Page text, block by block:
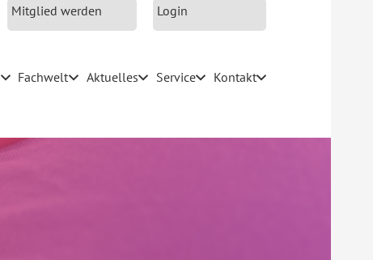
Mitglied werden Login
Fachwelt Aktuelles Service Kontakt